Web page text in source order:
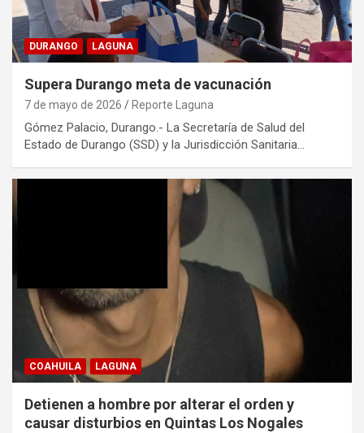
DURANGO LAGUNA
Supera Durango meta de vacunación
7 de mayo de 2026 Reporte Laguna
Gómez Palacio, Durango.- La Secretaría de Salud del
Estado de Durango (SSD) y la Jurisdicción Sanitaria…
COAHUILA LAGUNA
Detienen a hombre por alterar el orden y
causar disturbios en Quintas Los Nogales